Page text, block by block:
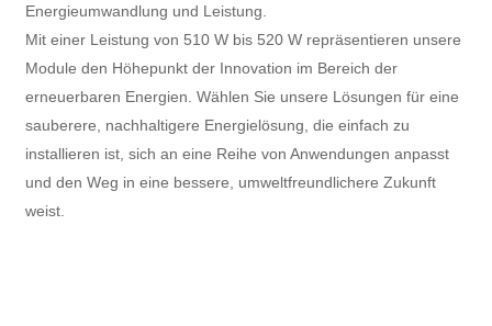
Energieumwandlung und Leistung.
Mit einer Leistung von 510 W bis 520 W repräsentieren unsere
Module den Höhepunkt der Innovation im Bereich der
erneuerbaren Energien. Wählen Sie unsere Lösungen für eine
sauberere, nachhaltigere Energielösung, die einfach zu
installieren ist, sich an eine Reihe von Anwendungen anpasst
und den Weg in eine bessere, umweltfreundlichere Zukunft
weist.